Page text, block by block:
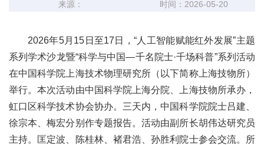
来源： 时间：2026-05-20
2026年5月15日至17日，“人工智能赋能红外发展”主题
系列学术沙龙暨“科学与中国—千名院士·千场科普”系列活动
在中国科学院上海技术物理研究所（以下简称上海技物所）
举行。本次活动由中国科学院上海分院、上海技物所承办，
虹口区科学技术协会协办。三天内，中国科学院院士吕建、
徐宗本、梅宏分别作专题报告。活动由副所长胡伟达研究员
主持。匡定波、陈桂林、褚君浩、孙胜利院士参会交流。所